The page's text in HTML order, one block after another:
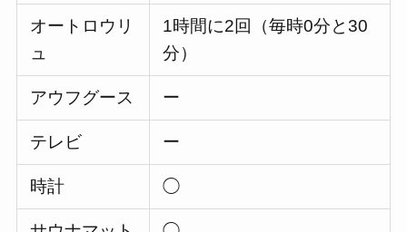
オートロウリ
ュ
1時間に2回（毎時0分と30
分）
アウフグース ー
テレビ ー
時計 ◯